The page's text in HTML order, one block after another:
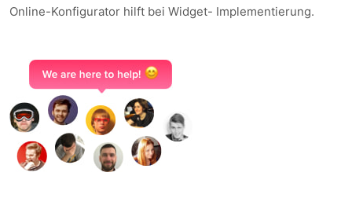
Online-Konfigurator hilft bei Widget- Implementierung.